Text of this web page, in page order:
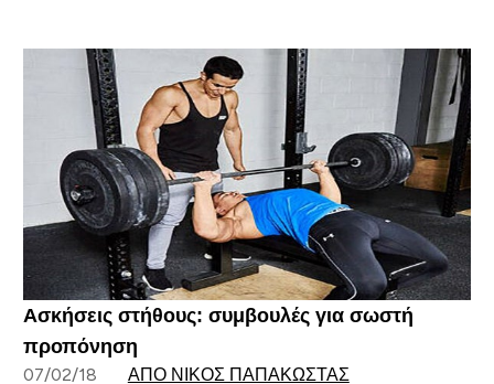
Ασκήσεις στήθους: συμβουλές για σωστή
προπόνηση
07/02/18 ΑΠΌ ΝΊΚΟΣ ΠΑΠΑΚΏΣΤΑΣ